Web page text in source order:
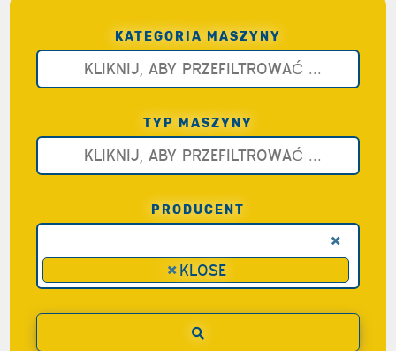
KATEGORIA MASZYNY
TYP MASZYNY
PRODUCENT
×
×KLOSE